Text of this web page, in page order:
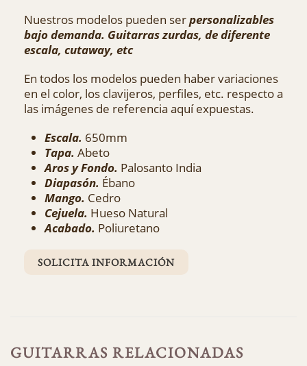
Nuestros modelos pueden serpersonalizables
bajo demanda. Guitarras zurdas, dediferente
escala, cutaway, etc
En todos los modelos pueden haber variaciones
en el color, los clavijeros, perfiles, etc. respecto a
las imágenes de referencia aquí expuestas.
Escala. 650mm
Tapa. Abeto
Aros y Fondo. Palosanto India
Diapasón. Ébano
Mango. Cedro
Cejuela. Hueso Natural
Acabado. Poliuretano
SOLICITA INFORMACIÓN
GUITARRAS RELACIONADAS